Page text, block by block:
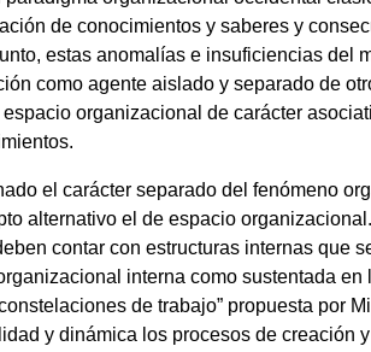
de conocimientos y saberes y
estas anomalías e insuficiencias del
como agente aislado y separado de
organizacional de carácter
el carácter separado del fenómeno
alternativo el de espacio
contar con estructuras internas que
interna como sustentada
de trabajo” propuesta por
y dinámica los procesos de creación